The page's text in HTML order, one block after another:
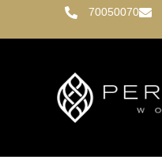
70050070